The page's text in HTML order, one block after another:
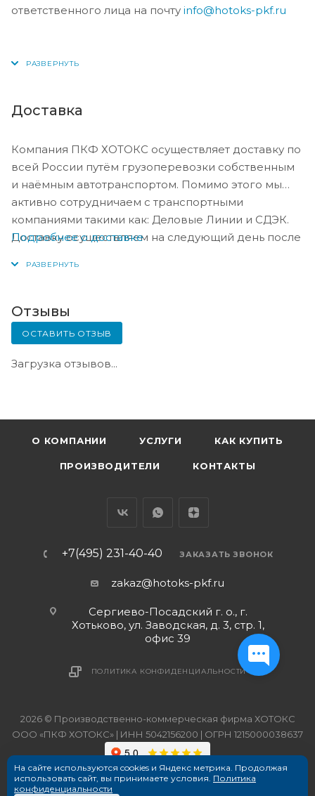
ответственного лица на почту info@hotoks-pkf.ru
Доставка
Компания ПКФ ХОТОКС осуществляет доставку по
всей России путём грузоперевозки собственным
и наёмным автотранспортом. Помимо этого мы
активно сотрудничаем с транспортными
компаниями такими как: Деловые Линии и СДЭК.
Доставку осуществляем на следующий день после
Подробнее о доставке
Отзывы
ОСТАВИТЬ ОТЗЫВ
Загрузка отзывов...
О КОМПАНИИ УСЛУГИ КАК КУПИТЬ
ПРОИЗВОДИТЕЛИ КОНТАКТЫ
+7(495) 231-40-40 ЗАКАЗАТЬ ЗВОНОК
zakaz@hotoks-pkf.ru
Сергиево-Посадский г. о., г.
Хотьково, ул. Заводская, д. 3, стр. 1,
офис 39
ПОЛИТИКА КОНФИДЕНЦИАЛЬНОСТИ
2026 © Производственно-коммерческая фирма ХОТОКС
ООО «ПКФ ХОТОКС» | ИНН 5042156200 | ОГРН 1215000038637
На сайте используются cookies и Яндекс метрика. Продолжая
использовать сайт, вы принимаете условия. Политика
конфиденциальности